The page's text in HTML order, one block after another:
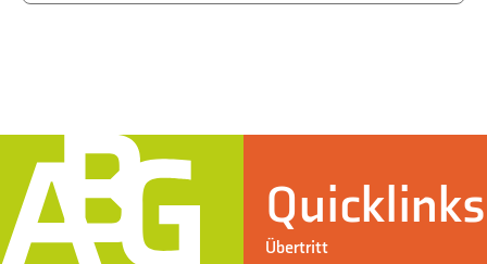
Quicklinks
Übertritt